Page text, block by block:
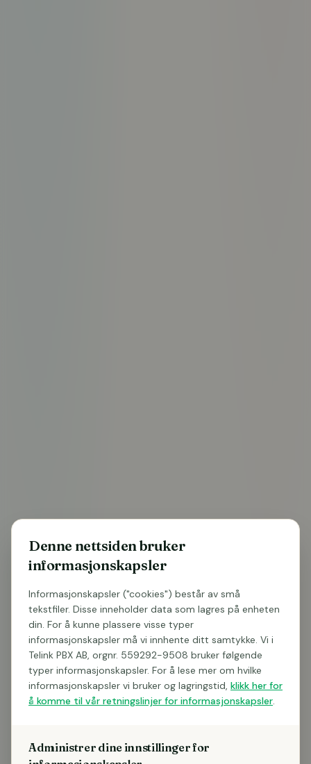
Denne nettsiden bruker
informasjonskapsler
Informasjonskapsler ("cookies") består av små
tekstfiler. Disse inneholder data som lagres på enheten
din. For å kunne plassere visse typer
informasjonskapsler må vi innhente ditt samtykke. Vi i
Telink PBX AB, orgnr. 559292-9508 bruker følgende
typer informasjonskapsler. For å lese mer om hvilke
informasjonskapsler vi bruker og lagringstid, klikk her for
å komme til vår retningslinjer for informasjonskapsler
Administrer dine innstillinger for
BLI UPPRINGD
Vill du veta vad Telink kan göra
förer telefoni?
Kostnadsfri rådgivning – vi ringer upp inom 1
arbetsdag
Se hur AI kan svara, sammanfatta och logga era
samtal